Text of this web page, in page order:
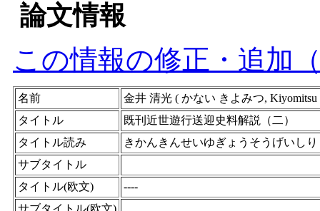
論文情報
この情報の修正・追加
名前
金井 清光 ( かない きよみつ,
タイトル
既刊近世遊行送迎史料解説（二）
タイトル読み
きかんきんせいゆぎょうそうげいし
サブタイトル
タイトル(欧文)
----
サブタイトル(欧文)